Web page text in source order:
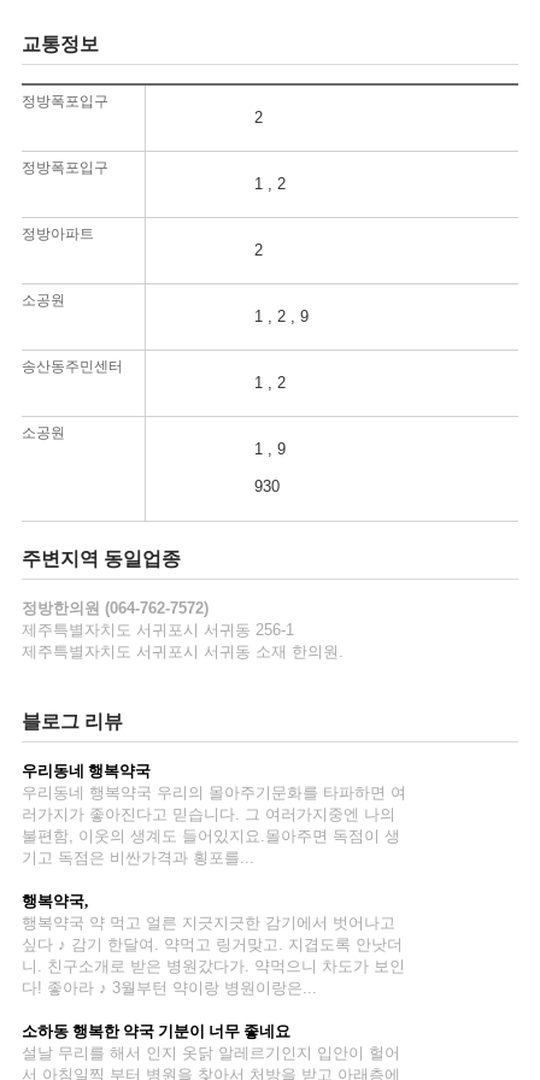
교통정보
정방폭포입구
2
정방폭포입구
1 , 2
정방아파트
일
2
소공원
1 , 2 , 9
송산동주민센터
일
1 , 2
소공원
일
1 , 9
930
주변지역 동일업종
정방한의원 (064-762-7572)
제주특별자치도 서귀포시 서귀동 256-1
제주특별자치도 서귀포시 서귀동 소재 한의원.
블로그 리뷰
우리동네 행복약국
우리동네 행복약국 우리의 몰아주기문화를 타파하면 여
러가지가 좋아진다고 믿습니다. 그 여러가지중엔 나의
불편함, 이웃의 생계도 들어있지요.몰아주면 독점이 생
기고 독점은 비싼가격과 횡포를...
행복약국,
행복약국 약 먹고 얼른 지긋지긋한 감기에서 벗어나고
싶다 ♪ 감기 한달여. 약먹고 링거맞고. 지겹도록 안낫더
니. 친구소개로 받은 병원갔다가. 약먹으니 차도가 보인
다! 좋아라 ♪ 3월부턴 약이랑 병원이랑은...
소하동 행복한 약국기분이 너무 좋네요
설날 무리를 해서 인지 옷닭 알레르기인지 입안이 헐어
서 아침일찍 부터 병원을 찾아서 처방을 받고 아래층에